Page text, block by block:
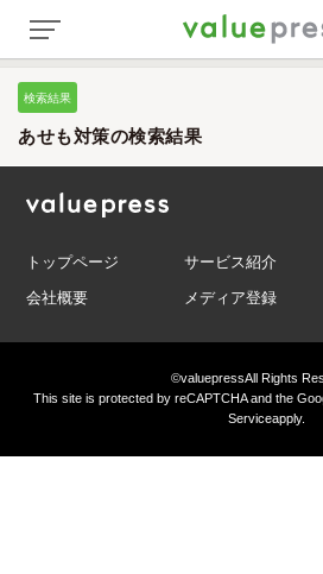
検索結果
あせも対策の検索結果
トップページ サービス紹介
会社概要
メディア登録
©valuepressAll Rights
This site is protected by reCAPTCHA and the
Serviceapply.